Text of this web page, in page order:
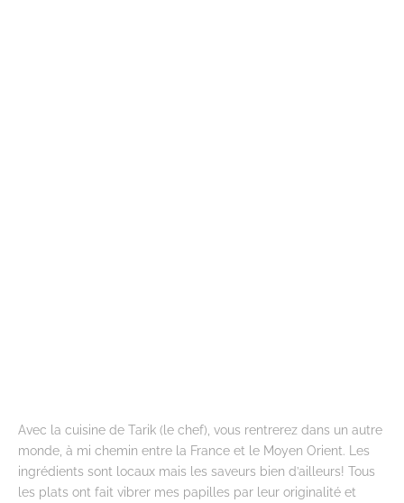
Avec la cuisine de Tarik (le chef), vous rentrerez dans un autre
monde, à mi chemin entre la France et le Moyen Orient. Les
ingrédients sont locaux mais les saveurs bien d’ailleurs! Tous
les plats ont fait vibrer mes papilles par leur originalité et